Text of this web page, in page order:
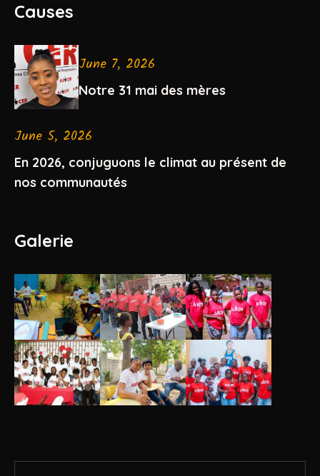
Causes
June 7, 2026
Notre 31 mai des mères
June 5, 2026
En 2026, conjuguons le climat au présent de
nos communautés
Galerie